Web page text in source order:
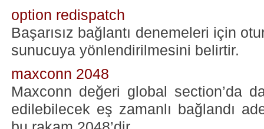
option redispatch
Başarısız bağlantı denemeleri için
sunucuya yönlendirilmesini belirtir.
maxconn 2048
Maxconn değeri global section’da
edilebilecek eş zamanlı bağlandı